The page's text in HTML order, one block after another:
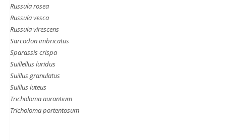
Russula rosea
Russula vesca
Russula virescens
Sarcodon imbricatus
Sparassis crispa
Suillellus luridus
Suillus granulatus
Suillus luteus
Tricholoma aurantium
Tricholoma portentosum